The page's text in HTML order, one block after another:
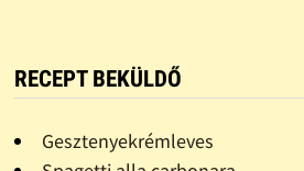
RECEPT BEKÜLDŐ
Gesztenyekrémleves